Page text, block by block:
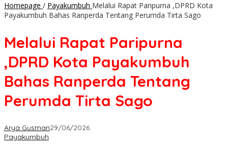
Homepage / Payakumbuh Melalui Rapat Paripurna ,DPRD Kota
Payakumbuh Bahas Ranperda Tentang Perumda Tirta Sago
Melalui Rapat Paripurna
,DPRD Kota Payakumbuh
Bahas Ranperda Tentang
Perumda Tirta Sago
Arya Gusman29/06/2026
Payakumbuh